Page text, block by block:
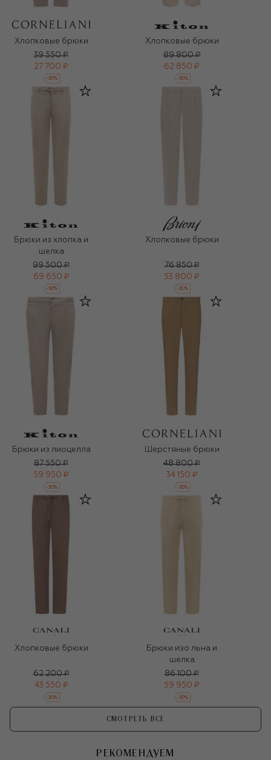
Хлопковые брюки
39 550 ₽
27 700 ₽
-30%
Хлопковые брюки
89 800 ₽
62 850 ₽
-30%
Брюки из хлопка и
шелка
99 500 ₽
69 650 ₽
-30%
Хлопковые брюки
76 850 ₽
53 800 ₽
-30%
Брюки из лиоцелла
87 550 ₽
59 950 ₽
-30%
Шерстяные брюки
48 800 ₽
34 150 ₽
-30%
Хлопковые брюки
62 200 ₽
43 550 ₽
-30%
Брюки изо льна и
шелка
86 100 ₽
59 950 ₽
-30%
СМОТРЕТЬ ВСЕ
РЕКОМЕНДУЕМ